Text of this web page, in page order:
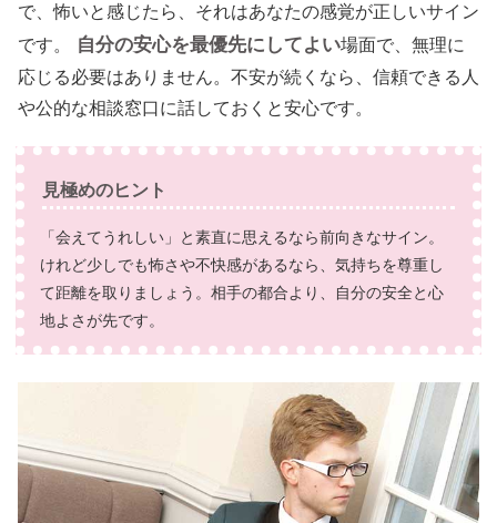
で、怖いと感じたら、それはあなたの感覚が正しいサイン
です。
自分の安心を最優先にしてよい場面で、無理に
応じる必要はありません。不安が続くなら、信頼できる人
や公的な相談窓口に話しておくと安心です。
見極めのヒント
「会えてうれしい」と素直に思えるなら前向きなサイン。
けれど少しでも怖さや不快感があるなら、気持ちを尊重し
て距離を取りましょう。相手の都合より、自分の安全と心
地よさが先です。